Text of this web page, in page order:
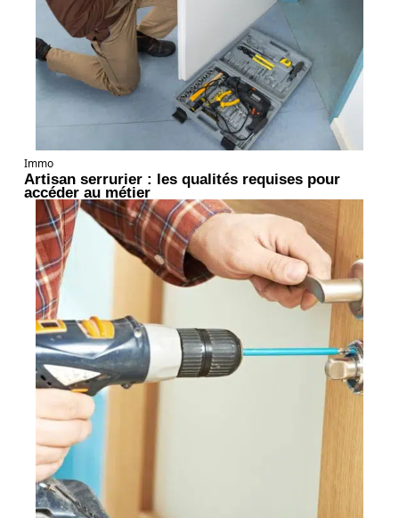
Immo
Artisan serrurier : les qualités requises pour
accéder au métier